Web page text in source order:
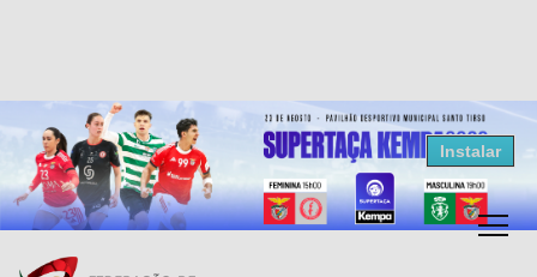
Resultados Andebol
Federação de Andebol de Portugal
Grátis - Disponivel na Play Store
Instalar